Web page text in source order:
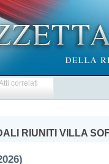
correlati
RIUNITI VILLA